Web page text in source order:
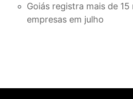
Goiás registra mais de 15
empresas em julho